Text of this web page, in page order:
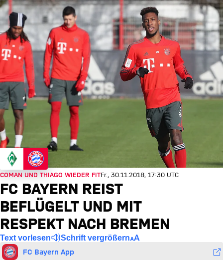
COMAN UND THIAGO WIEDER FITFr., 30.11.2018, 17:30 UTC
FC BAYERN REIST
BEFLÜGELT UND MIT
RESPEKT NACH BREMEN
Text vorlesen Schrift vergrößern
FC Bayern App